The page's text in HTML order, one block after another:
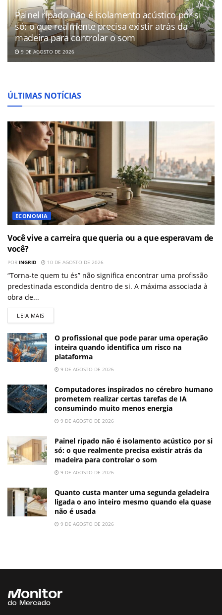
Painel ripado não é isolamento acústico por si
só: o que realmente precisa existir atrás da
madeira para controlar o som
9 DE AGOSTO DE 2026
ÚLTIMAS NOTÍCIAS
ECONOMIA
Você vive a carreira que queria ou a que esperavam de
você?
POR INGRID 10 DE AGOSTO DE 2026
“Torna-te quem tu és” não significa encontrar uma profissão
predestinada escondida dentro de si. A máxima associada à
obra de...
LEIA MAIS
O profissional que pode parar uma operação
inteira quando identifica um risco na
plataforma
9 DE AGOSTO DE 2026
Computadores inspirados no cérebro humano
prometem realizar certas tarefas de IA
consumindo muito menos energia
9 DE AGOSTO DE 2026
Painel ripado não é isolamento acústico por si
só: o que realmente precisa existir atrás da
madeira para controlar o som
9 DE AGOSTO DE 2026
Quanto custa manter uma segunda geladeira
ligada o ano inteiro mesmo quando ela quase
não é usada
9 DE AGOSTO DE 2026